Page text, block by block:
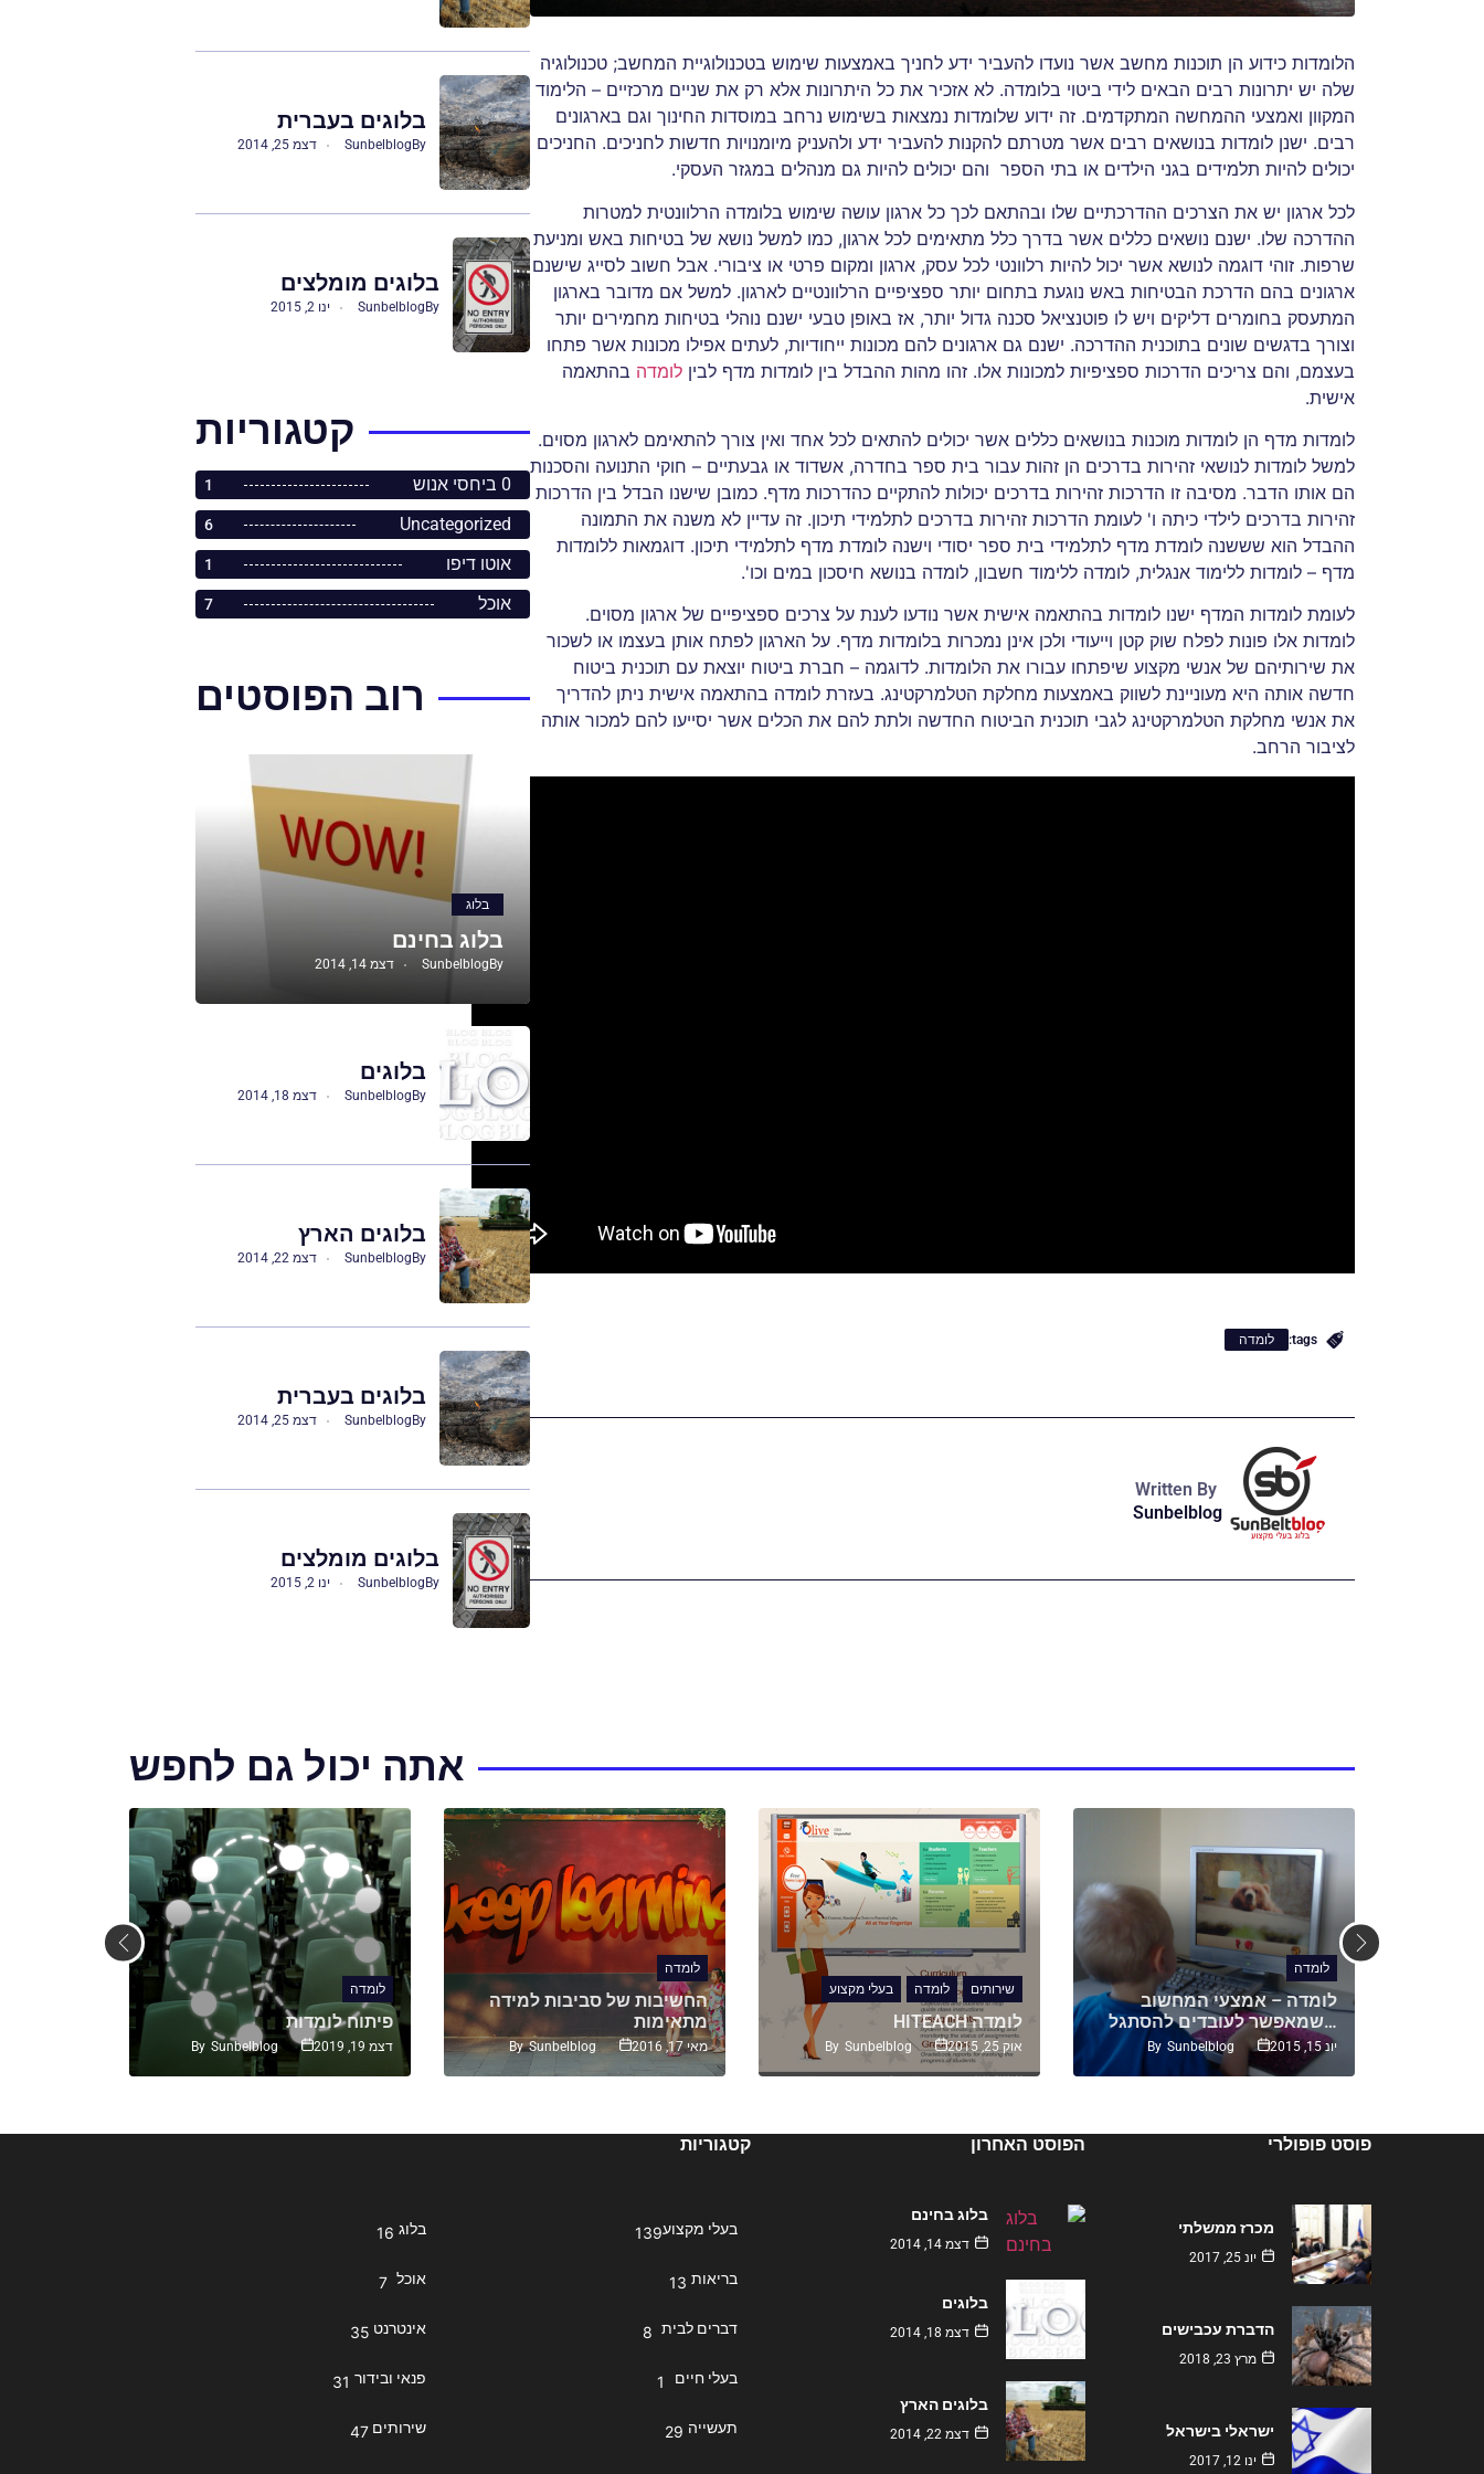
הלומדות כידוע הן תוכנות מחשב אשר נועדו להעביר ידע לחניך באמצעות שימוש בטכנולוגיית המחשב; טכנולוגיה
שלה יש יתרונות רבים הבאים לידי ביטוי בלומדה. לא אזכיר את כל היתרונות אלא רק את שניים מרכזיים – הלימוד
המקוון ואמצעי ההמחשה המתקדמים. זה ידוע שלומדות נמצאות בשימוש נרחב במוסדות החינוך וגם בארגונים
רבים. ישנן לומדות בנושאים רבים אשר מטרתם להקנות להעביר ידע ולהעניק מיומנויות חדשות לחניכים. החניכים
יכולים להיות תלמידים בגני הילדים או בתי הספר והם יכולים להיות גם מנהלים במגזר העסקי.
לכל ארגון יש את הצרכים ההדרכתיים שלו ובהתאם לכך כל ארגון עושה שימוש בלומדה הרלוונטית למטרות
ההדרכה שלו. ישנם נושאים כללים אשר בדרך כלל מתאימים לכל ארגון, כמו למשל נושא של בטיחות באש ומניעת
שרפות. זוהי דוגמה לנושא אשר יכול להיות רלוונטי לכל עסק, ארגון ומקום פרטי או ציבורי. אבל חשוב לסייג שישנם
ארגונים בהם הדרכת הבטיחות באש נוגעת בתחום יותר ספציפיים הרלוונטיים לארגון. למשל אם מדובר בארגון
המתעסק בחומרים דליקים ויש לו פוטנציאל סכנה גדול יותר, אז באופן טבעי ישנם נוהלי בטיחות מחמירים יותר
וצורך בדגשים שונים בתוכנית ההדרכה. ישנם גם ארגונים להם מכונות ייחודיות, לעתים אפילו מכונות אשר פתחו
בעצמם, והם צריכים הדרכות ספציפיות למכונות אלו. זהו מהות ההבדל בין לומדות מדף לבין לומדה בהתאמה
אישית.
לומדות מדף הן לומדות מוכנות בנושאים כללים אשר יכולים להתאים לכל אחד ואין צורך להתאימם לארגון מסוים.
למשל לומדות לנושאי זהירות בדרכים הן זהות עבור בית ספר בחדרה, אשדוד או גבעתיים – חוקי התנועה והסכנות
הם אותו הדבר. מסיבה זו הדרכות זהירות בדרכים יכולות להתקיים כהדרכות מדף. כמובן שישנו הבדל בין הדרכות
זהירות בדרכים לילדי כיתה ו' לעומת הדרכות זהירות בדרכים לתלמידי תיכון. זה עדיין לא משנה את התמונה
ההבדל הוא שששנה לומדת מדף לתלמידי בית ספר יסודי וישנה לומדת מדף לתלמידי תיכון. דוגמאות ללומדות
מדף – לומדות ללימוד אנגלית, לומדה ללימוד חשבון, לומדה בנושא חיסכון במים וכו'.
לעומת לומדות המדף ישנו לומדות בהתאמה אישית אשר נודעו לענת על צרכים ספציפיים של ארגון מסוים.
לומדות אלו פונות לפלח שוק קטן וייעודי ולכן אינן נמכרות בלומדות מדף. על הארגון לפתח אותן בעצמו או לשכור
את שירותיהם של אנשי מקצוע שיפתחו עבורו את הלומדות. לדוגמה – חברת ביטוח יוצאת עם תוכנית ביטוח
חדשה אותה היא מעוניינת לשווק באמצעות מחלקת הטלמרקטינג. בעזרת לומדה בהתאמה אישית ניתן להדריך
את אנשי מחלקת הטלמרקטינג לגבי תוכנית הביטוח החדשה ולתת להם את הכלים אשר יסייעו להם למכור אותה
לציבור הרחב.
tags: לומדה
Written By
Sunbelblog
בלוגים בעברית
By
Sunbelblog דצמ 25, 2014
בלוגים מומלצים
By
Sunbelblog ינו 2, 2015
קטגוריות
0 ביחסי אנוש 1
Uncategorized
6
אוטו דיפו 1
אוכל 7
רוב הפוסטים
בלוג
בלוג בחינם
By
Sunbelblog דצמ 14, 2014
בלוגים
By
Sunbelblog דצמ 18, 2014
בלוגים הארץ
By
Sunbelblog דצמ 22, 2014
בלוגים בעברית
By
Sunbelblog דצמ 25, 2014
בלוגים מומלצים
By
Sunbelblog ינו 2, 2015
אתה יכול גם לחפש
לומדה
פיתוח לומדות
By Sunbelblog דצמ 19, 2019
לומדה
החשיבות של סביבות למידה
מתאימות
By Sunbelblog מאי 17, 2016
בעלי מקצוע לומדה שירותים
HITEACH לומדה
By Sunbelblog אוק 25, 2015
לומדה
לומדה – אמצעי המחשוב
שמאפשר לעובדים להסתגל…
By Sunbelblog יונ 15, 2015
פוסט פופולרי
מכרז ממשלתי
יונ 25, 2017
הדברת עכבישים
מרץ 23, 2018
ישראלי בישראל
ינו 12, 2017
הפוסט האחרון
בלוג בחינם
דצמ 14, 2014
בלוגים
דצמ 18, 2014
בלוגים הארץ
דצמ 22, 2014
קטגוריות
בעלי מקצוע139 בלוג 16
בריאות 13 אוכל 7
דברים לבית 8 אינטרנט 35
בעלי חיים 1 פנאי ובידור 31
תעשייה 29 שירותים 47